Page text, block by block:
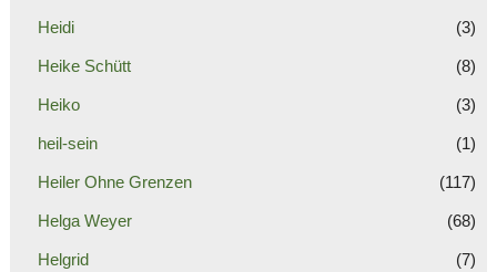
Heidi (3)
Heike Schütt (8)
Heiko (3)
heil-sein (1)
Heiler Ohne Grenzen (117)
Helga Weyer (68)
Helgrid (7)